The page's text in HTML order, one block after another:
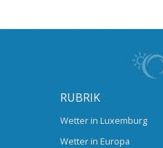
RUBRIK
Wetter in Luxemburg
Wetter in Europa